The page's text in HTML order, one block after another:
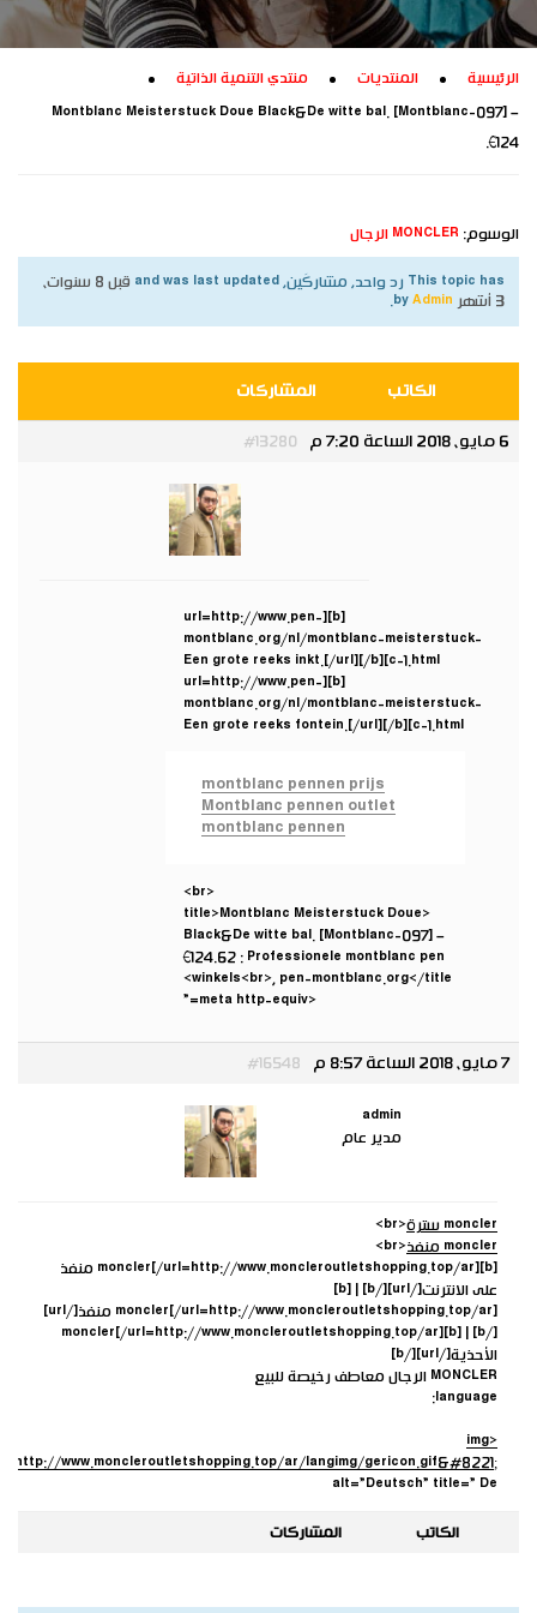
الرئيسية المنتديات منتدي التنمية الذاتية
Montblanc Meisterstuck Doue Black&De witte bal. [Montblanc-097] –
€124.
الوسوم: MONCLER الرجال
This topic has رد واحد, مشاركَين, and was last updated
قبل 8 سنوات،
3 أشهر
Admin
الكاتب المشاركات
6 مايو، 2018 الساعة 7:20 م #13280
Admin
مدير عام
[b][url=http://www.pen-
montblanc.org/nl/montblanc-meisterstuck-
c-1.html]Een grote reeks inkt.[/url][/b]
[b][url=http://www.pen-
montblanc.org/nl/montblanc-meisterstuck-
c-1.html]Een grote reeks fontein.[/url][/b]
montblanc pennen prijs
Montblanc pennen outlet
montblanc pennen
<br>
<title>Montblanc Meisterstuck Doue
Black&De witte bal. [Montblanc-097] –
€124.62 : Professionele montblanc pen
winkels<br>, pen-montblanc.org</title>
<meta http-equiv=”
7 مايو، 2018 الساعة 8:57 م #16548
admin
مدير عام
moncler سترة
<br>
moncler منفذ
<br>
[b][url=http://www.moncleroutletshopping.top/ar/]moncler منفذ
على الانترنت[/url][/b] | [b]
[url=http://www.moncleroutletshopping.top/ar/]moncler منفذ[/url]
[/b] | [b][url=http://www.moncleroutletshopping.top/ar/]moncler
الأحذية[/url][/b]
MONCLER الرجال معاطف رخيصة للبيع
language:
<img
http://www.moncleroutletshopping.top/ar/langimg/gericon.gif&#8221;
alt=”Deutsch” title=” De
الكاتب المشاركات